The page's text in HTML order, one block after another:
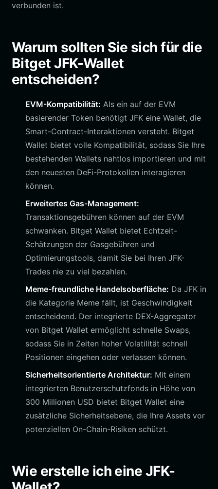
verbunden ist.
Warum sollten Sie sich für die
Bitget JFK-Wallet
entscheiden?
EVM-Kompatibilität: Als ein auf der EVM
basierender Token benötigt JFK eine Wallet, die
Smart-Contract-Interaktionen versteht. Bitget
Wallet bietet volle Kompatibilität, sodass Sie Ihre
bestehenden Wallets nahtlos importieren und mit
den neuesten DeFi-Protokollen interagieren
können.
Erweitertes Gas-Management:
Transaktionsgebühren können auf der EVM
schwanken. Bitget Wallet bietet Echtzeit-
Schätzungen der Gasgebühren und
Optimierungstools, damit Sie bei Ihren JFK-
Trades nie zu viel bezahlen.
Meme-freundliche Handelsoberfläche: Da JFK in
die Kategorie Meme fällt, ist Geschwindigkeit
entscheidend. Der integrierte DEX-Aggregator
von Bitget Wallet ermöglicht schnelle Swaps,
sodass Sie in Zeiten hoher Volatilität schnell
Positionen eingehen oder verlassen können.
Sicherheitsorientierte Architektur: Mit einem
integrierten Benutzerschutzfonds in Höhe von
300 Millionen USD bietet Bitget Wallet eine
zusätzliche Sicherheitsebene, die Ihre Assets vor
potenziellen On-Chain-Risiken schützt.
Wie erstelle ich eine JFK-